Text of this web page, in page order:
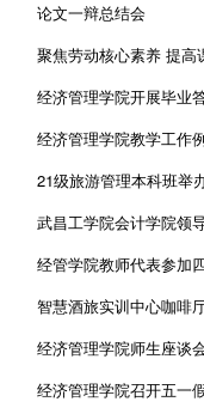
论文一辩总结会
聚焦劳动核心素养 提高
经济管理学院开展毕业
经济管理学院教学工作
21级旅游管理本科班举
武昌工学院会计学院领
经管学院教师代表参加
智慧酒旅实训中心咖啡
经济管理学院师生座谈
经济管理学院召开五一